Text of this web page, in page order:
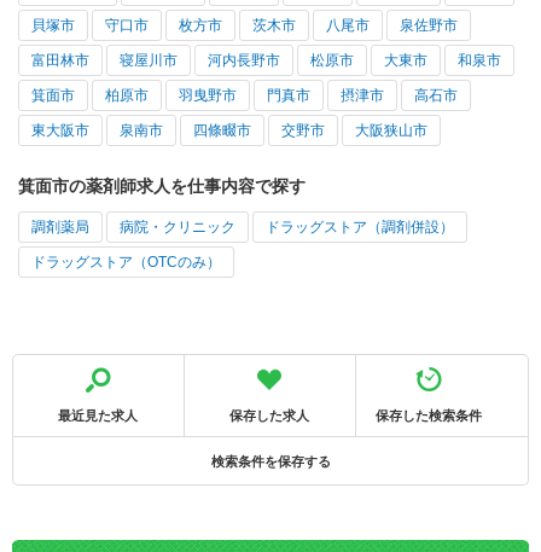
貝塚市 守口市 枚方市 茨木市 八尾市 泉佐野市
富田林市 寝屋川市 河内長野市 松原市 大東市 和泉市
箕面市 柏原市 羽曳野市 門真市 摂津市 高石市
東大阪市 泉南市 四條畷市 交野市 大阪狭山市
箕面市の薬剤師求人を仕事内容で探す
調剤薬局 病院・クリニック ドラッグストア（調剤併設）
ドラッグストア（OTCのみ）
最近見た求人 保存した求人 保存した検索条件
検索条件を保存する